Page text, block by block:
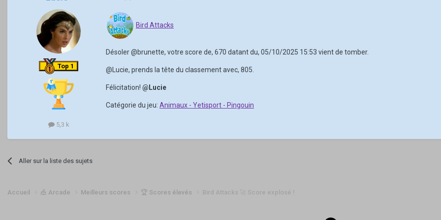
Top 1
5,3 k
Bird Attacks
Désoler@brunette, votre score de, 670 datant du, 05/10/2025 15:53 vient de tomber.
@Lucie, prends la tête du classement avec, 805.
Félicitation! @Lucie
Catégorie du jeu: Animaux - Yetisport - Pingouin
Aller sur la liste des sujets
Accueil 🎪 Arcade Meilleurs scores 🏆 Scores élevés Bird Attacks 🚀 Score explosé !